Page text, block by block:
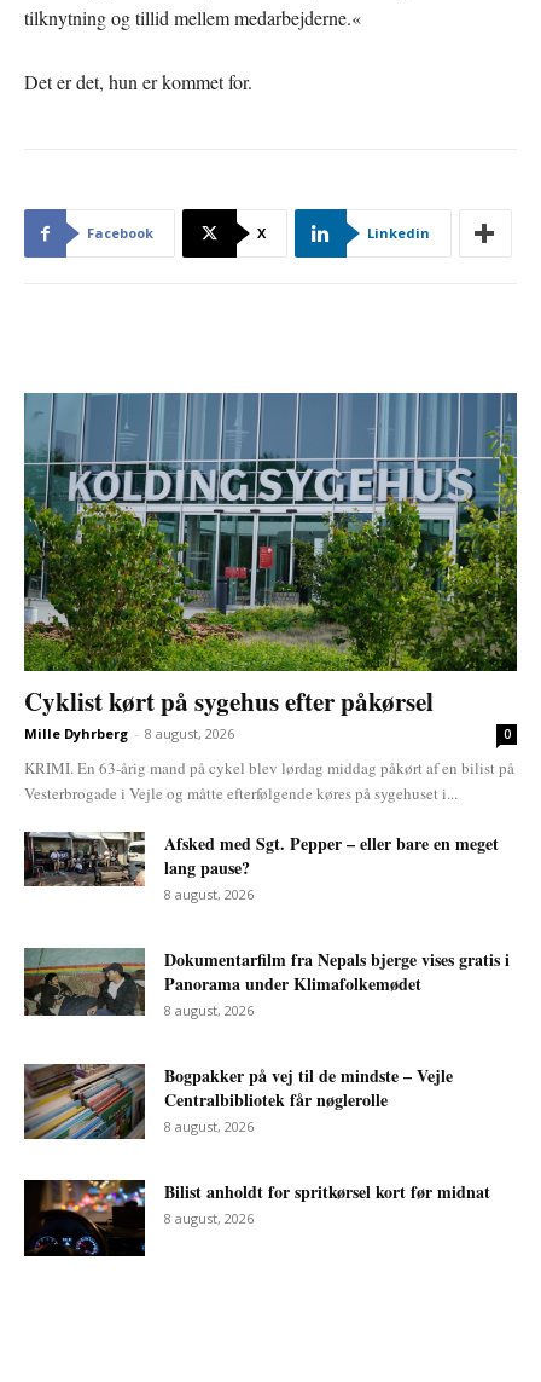
tilknytning og tillid mellem medarbejderne.«
Det er det, hun er kommet for.
Facebook X Linkedin
Cyklist kørt på sygehus efter påkørsel
Mille Dyhrberg - 8 august, 2026 0
KRIMI. En 63-årig mand på cykel blev lørdag middag påkørt af en bilist på
Vesterbrogade i Vejle og måtte efterfølgende køres på sygehuset i...
Afsked med Sgt. Pepper – eller bare en meget
lang pause?
8 august, 2026
Dokumentarfilm fra Nepals bjerge vises gratis i
Panorama under Klimafolkemødet
8 august, 2026
Bogpakker på vej til de mindste – Vejle
Centralbibliotek får nøglerolle
8 august, 2026
Bilist anholdt for spritkørsel kort før midnat
8 august, 2026